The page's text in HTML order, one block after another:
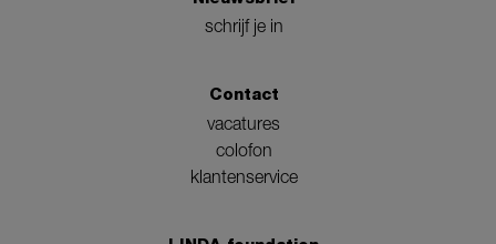
schrijf je in
Contact
vacatures
colofon
klantenservice